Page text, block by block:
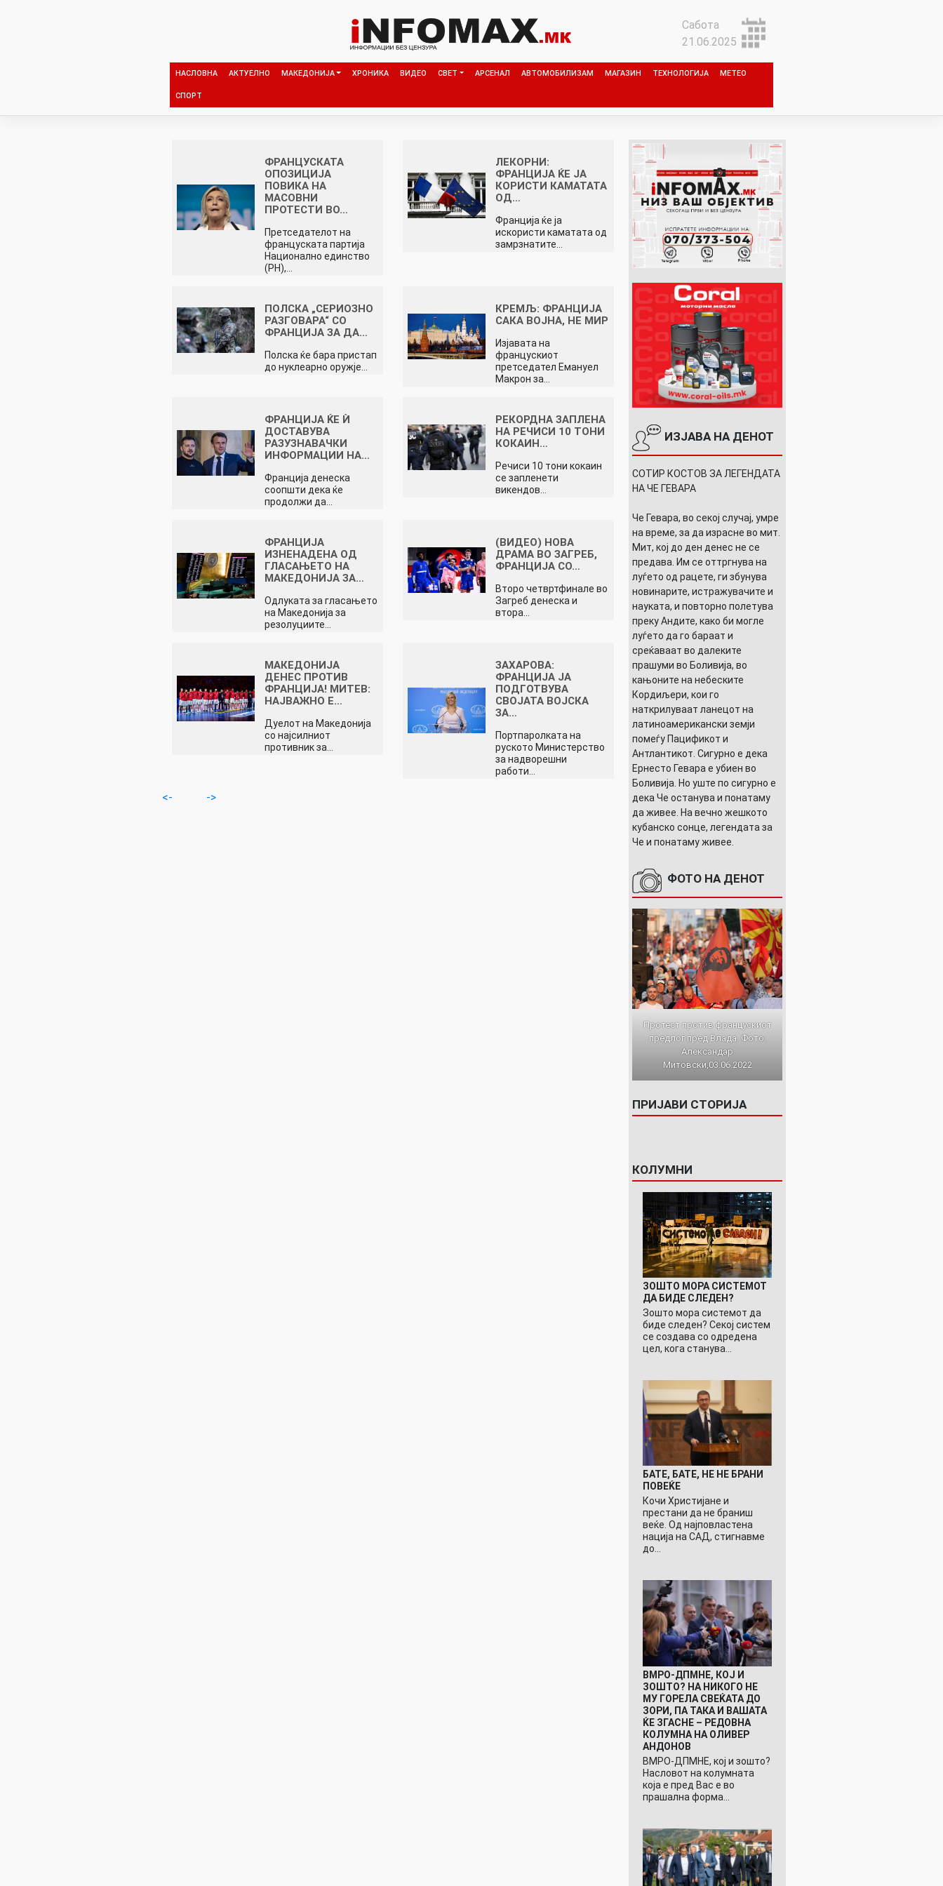
Сабота
21.06.2025
НАСЛОВНА АКТУЕЛНО МАКЕДОНИЈА ХРОНИКА ВИДЕО СВЕТ АРСЕНАЛ АВТОМОБИЛИЗАМ МАГАЗИН ТЕХНОЛОГИЈА МЕТЕО
СПОРТ
ФРАНЦУСКАТА
ОПОЗИЦИЈА
ПОВИКА НА
МАСОВНИ
ПРОТЕСТИ ВО…
Претседателот на
француската партија
Национално единство
(РН),…
ЛЕКОРНИ:
ФРАНЦИЈА ЌЕ ЈА
КОРИСТИ КАМАТАТА
ОД…
Франција ќе ја
искористи каматата од
замрзнатите…
ПОЛСКА „СЕРИОЗНО
РАЗГОВАРА“ СО
ФРАНЦИЈА ЗА ДА…
Полска ќе бара пристап
до нуклеарно оружје…
КРЕМЉ: ФРАНЦИЈА
САКА ВОЈНА, НЕ МИР
Изјавата на
францускиот
претседател Емануел
Макрон за…
ФРАНЦИЈА ЌЕ Ѝ
ДОСТАВУВА
РАЗУЗНАВАЧКИ
ИНФОРМАЦИИ НА…
Франција денеска
соопшти дека ќе
продолжи да…
РЕКОРДНА ЗАПЛЕНА
НА РЕЧИСИ 10 ТОНИ
КОКАИН…
Речиси 10 тони кокаин
се запленети
викендов…
ФРАНЦИЈА
ИЗНЕНАДЕНА ОД
ГЛАСАЊЕТО НА
МАКЕДОНИЈА ЗА…
Одлуката за гласањето
на Македонија за
резолуциите…
(ВИДЕО) НОВА
ДРАМА ВО ЗАГРЕБ,
ФРАНЦИЈА СО…
Второ четвртфинале во
Загреб денеска и
втора…
МАКЕДОНИЈА
ДЕНЕС ПРОТИВ
ФРАНЦИЈА! МИТЕВ:
НАЈВАЖНО Е…
Дуелот на Македонија
со најсилниот
противник за…
ЗАХАРОВА:
ФРАНЦИЈА ЈА
ПОДГОТВУВА
СВОЈАТА ВОЈСКА
ЗА…
Портпаролката на
руското Министерство
за надворешни
работи…
<- ->
ИЗЈАВА НА ДЕНОТ
СОТИР КОСТОВ ЗА ЛЕГЕНДАТА
НА ЧЕ ГЕВАРА
Че Гевара, во секој случај, умре
на време, за да израсне во мит.
Мит, кој до ден денес не се
предава. Им се оттргнува на
луѓето од рацете, ги збунува
новинарите, истражувачите и
науката, и повторно полетува
преку Андите, како би могле
луѓето да го бараат и
среќаваат во далеките
прашуми во Боливија, во
кањоните на небеските
Кордиљери, кои го
наткрилуваат ланецот на
латиноамерикански земји
помеѓу Пацификот и
Антлантикот. Сигурно е дека
Ернесто Гевара е убиен во
Боливија. Но уште по сигурно е
дека Че останува и понатаму
да живее. На вечно жешкото
кубанско сонце, легендата за
Че и понатаму живее.
ФОТО НА ДЕНОТ
Протест против францускиот
предлог пред Влада. Фото:
Александар
Митовски,03.06.2022
ПРИЈАВИ СТОРИЈА
КОЛУМНИ
ЗОШТО МОРА СИСТЕМОТ
ДА БИДЕ СЛЕДЕН?
Зошто мора системот да
биде следен? Секој систем
се создава со одредена
цел, кога станува…
БАТЕ, БАТЕ, НЕ НЕ БРАНИ
ПОВЕЌЕ
Кочи Христијане и
престани да не браниш
веќе. Од најповластена
нација на САД, стигнавме
до…
ВМРО-ДПМНЕ, КОЈ И
ЗОШТО? НА НИКОГО НЕ
МУ ГОРЕЛА СВЕЌАТА ДО
ЗОРИ, ПА ТАКА И ВАШАТА
ЌЕ ЗГАСНЕ – РЕДОВНА
КОЛУМНА НА ОЛИВЕР
АНДОНОВ
ВМРО-ДПМНЕ, кој и зошто?
Насловот на колумната
која е пред Вас е во
прашална форма…